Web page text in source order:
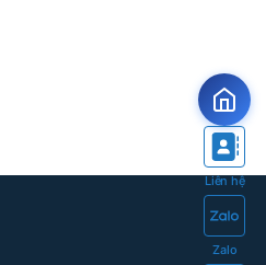
Zalo
Liên hệ